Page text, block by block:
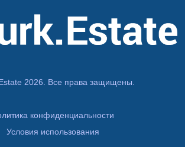
2026. Все права защищены.
конфиденциальности
Условия использования